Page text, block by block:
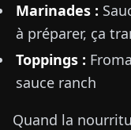
Marinades :
à préparer, ça
Toppings :
sauce ranch
Quand la